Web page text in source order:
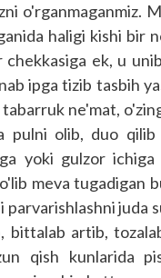
o'rganmaganmiz.
haligi kishi bir
ek, u
ipga tizib tasbih
ne'mat,
pulni olib, duo qilib
yoki gulzor ichiga
meva tugadigan
juda
bittalab artib,
qish kunlarida